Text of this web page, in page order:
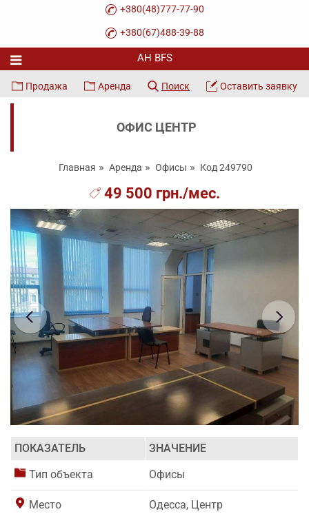
+380(48)777-77-90
+380(67)488-39-88
Продажа Аренда Поиск Оставить заявку
ОФИС ЦЕНТР
Главная Аренда Офисы Код 249790
49 500 грн./мес.
ПОКАЗАТЕЛЬ
ЗНАЧЕНИЕ
Тип объекта
Офисы
Место Одесса, Центр